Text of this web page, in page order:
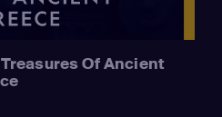
Of Ancient